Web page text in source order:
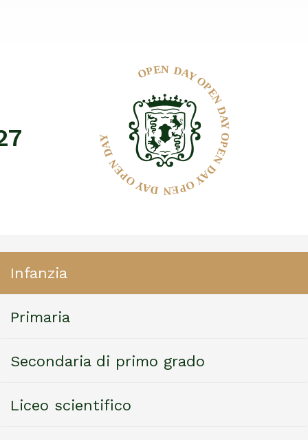
Infanzia
Primaria
Secondaria di primo grado
Liceo scientifico